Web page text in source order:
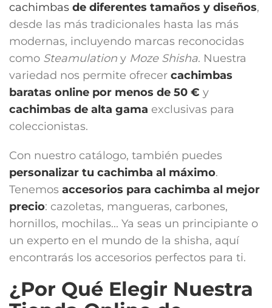
cachimbas de diferentes tamaños y diseños,
desde las más tradicionales hasta las más
modernas, incluyendo marcas reconocidas
como Steamulation y Moze Shisha. Nuestra
variedad nos permite ofrecer cachimbas
baratas online por menos de 50 € y
cachimbas de alta gama exclusivas para
coleccionistas.
Con nuestro catálogo, también puedes
personalizar tu cachimba al máximo.
Tenemos accesorios para cachimba al mejor
precio: cazoletas, mangueras, carbones,
hornillos, mochilas... Ya seas un principiante o
un experto en el mundo de la shisha, aquí
encontrarás los accesorios perfectos para ti.
¿Por Qué Elegir Nuestra